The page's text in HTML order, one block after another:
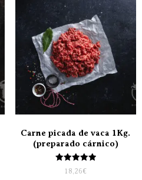
Carne picada de vaca 1Kg.
(preparado cárnico)
Valorado
con
18,26€